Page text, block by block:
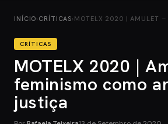
INÍCIO› CRÍTICAS› MOTELX 2020 | AMULET –
CRÍTICAS
MOTELX 2020 |
feminismo como
justiça